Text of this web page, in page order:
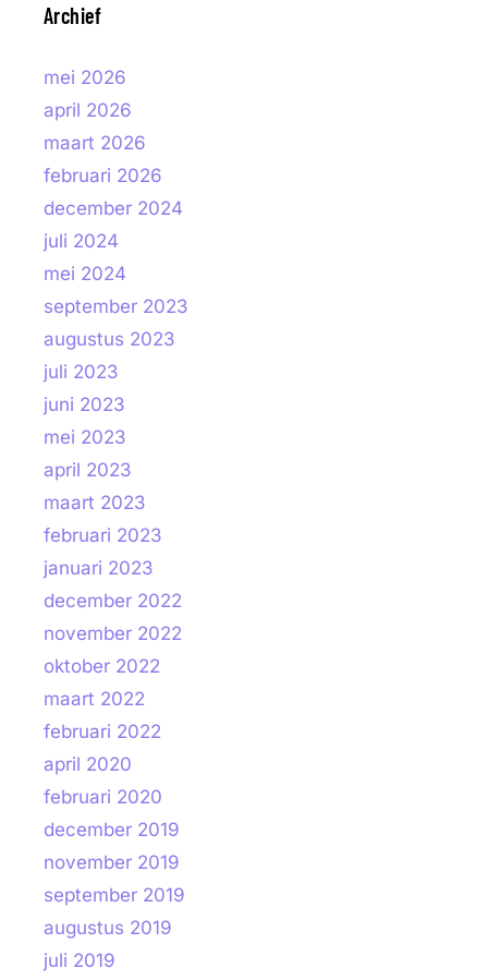
Archief
mei 2026
april 2026
maart 2026
februari 2026
december 2024
juli 2024
mei 2024
september 2023
augustus 2023
juli 2023
juni 2023
mei 2023
april 2023
maart 2023
februari 2023
januari 2023
december 2022
november 2022
oktober 2022
maart 2022
februari 2022
april 2020
februari 2020
december 2019
november 2019
september 2019
augustus 2019
juli 2019